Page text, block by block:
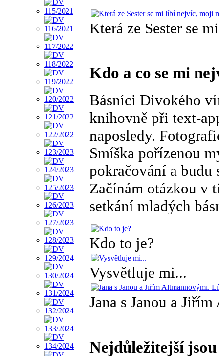
Která ze Sester se
Kdo a co se mi
Básníci Divokého
knihovně při text-
naposledy.
Smíška pořízenou
pokračování a budu
Začínám otázkou v
setkání mladých
Kdo to je?
Vysvětluje mi...
Jana s Janou a
Nejdůležitejší